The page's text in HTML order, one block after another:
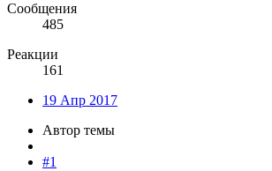
Сообщения
485
Реакции
161
19 Апр 2017
Автор темы
#1